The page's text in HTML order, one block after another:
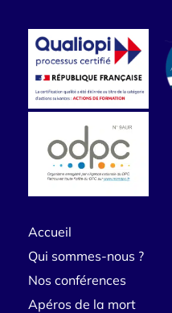
Accueil
Qui sommes-nous ?
Nos conférences
Apéros de la mort